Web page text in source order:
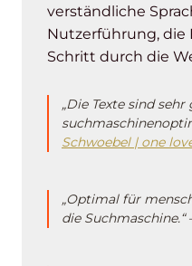
verständliche
Nutzerführung, die
Schritt durch die
„Die Texte sind
Schwoebel | one
„Optimal für
die